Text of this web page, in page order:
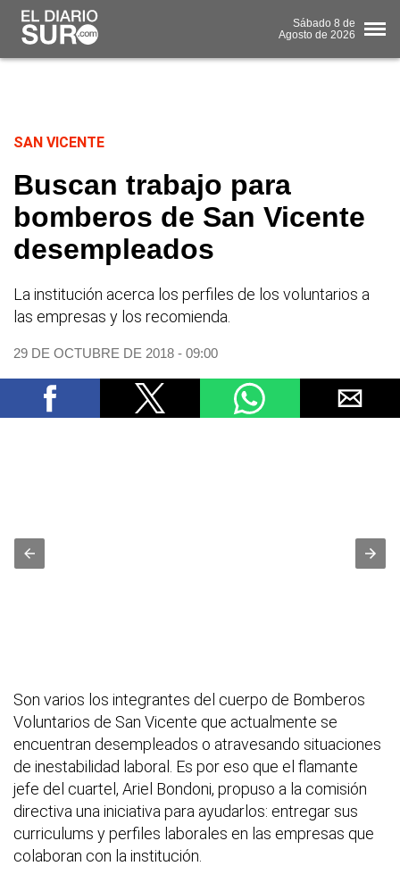
Sábado 8 de
Agosto de 2026
SAN VICENTE
Buscan trabajo para
bomberos de San Vicente
desempleados
La institución acerca los perfiles de los voluntarios a
las empresas y los recomienda.
29 DE OCTUBRE DE 2018 - 09:00
Son varios los integrantes del cuerpo de Bomberos
Voluntarios de San Vicente que actualmente se
encuentran desempleados o atravesando situaciones
de inestabilidad laboral. Es por eso que el flamante
jefe del cuartel, Ariel Bondoni, propuso a la comisión
directiva una iniciativa para ayudarlos: entregar sus
curriculums y perfiles laborales en las empresas que
colaboran con la institución.